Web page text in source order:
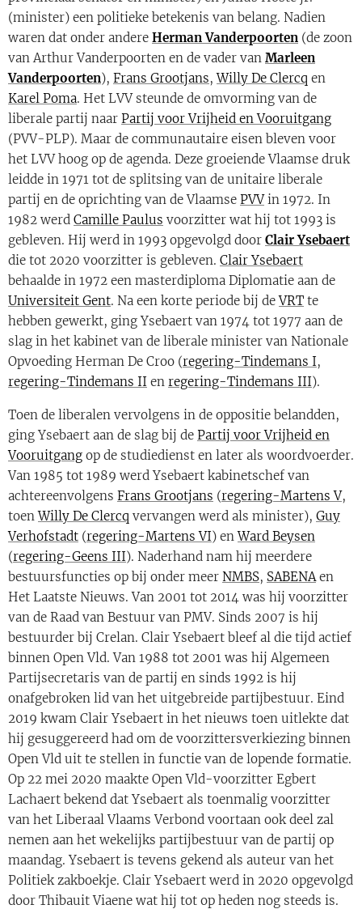
(minister) een politieke betekenis van belang. Nadien
waren dat onder andere Herman Vanderpoorten (de zoon
van Arthur Vanderpoorten en de vader van Marleen
Vanderpoorten), Frans Grootjans,Willy De Clercq en
Karel Poma. Het LVV steunde de omvorming van de
liberale partij naar Partij voor Vrijheid en Vooruitgang
(PVV-PLP). Maar de communautaire eisen bleven voor
het LVV hoog op de agenda. Deze groeiende Vlaamse druk
leidde in 1971 tot de splitsing van de unitaire liberale
partij en de oprichting van de Vlaamse PVVin 1972. In
1982 werd Camille Paulus voorzitter wat hij tot 1993 is
gebleven. Hij werd in 1993 opgevolgd door Clair Ysebaert
die tot 2020 voorzitter is gebleven. Clair Ysebaert
behaalde in 1972 een masterdiploma Diplomatie aan de
Universiteit Gent. Na een korte periode bij deVRT te
hebben gewerkt, ging Ysebaert van 1974 tot 1977 aan de
slag in het kabinet van de liberale minister van Nationale
Opvoeding Herman De Croo (regering-Tindemans I,
regering-Tindemans II en regering-Tindemans III).
Toen de liberalen vervolgens in de oppositie belandden,
ging Ysebaert aan de slag bij de Partij voor Vrijheid en
Vooruitgang op de studiedienst en later als woordvoerder.
Van 1985 tot 1989 werd Ysebaert kabinetschef van
achtereenvolgens Frans Grootjans (regering-Martens V,
toenWilly De Clercq vervangen werd als minister), Guy
Verhofstadt (regering-Martens VI) enWard Beysen
(regering-Geens III). Naderhand nam hij meerdere
bestuursfuncties op bij onder meer NMBS, SABENAen
Het Laatste Nieuws. Van 2001 tot 2014 was hij voorzitter
van de Raad van Bestuur van PMV. Sinds 2007 is hij
bestuurder bij Crelan. Clair Ysebaert bleef al die tijd actief
binnen Open Vld. Van 1988 tot 2001 was hij Algemeen
Partijsecretaris van de partij en sinds 1992 is hij
onafgebroken lid van het uitgebreide partijbestuur. Eind
2019 kwam Clair Ysebaert in het nieuws toen uitlekte dat
hij gesuggereerd had om de voorzittersverkiezing binnen
Open Vld uit te stellen in functie van de lopende formatie.
Op 22 mei 2020 maakte Open Vld-voorzitter Egbert
Lachaert bekend dat Ysebaert als toenmalig voorzitter
van het Liberaal Vlaams Verbond voortaan ook deel zal
nemen aan het wekelijks partijbestuur van de partij op
maandag. Ysebaert is tevens gekend als auteur van het
Politiek zakboekje. Clair Ysebaert werd in 2020 opgevolgd
door Thibauit Viaene wat hij tot op heden nog steeds is.